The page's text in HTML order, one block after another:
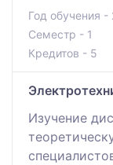
Год обучения -
Семестр - 1
Кредитов - 5
Изучение